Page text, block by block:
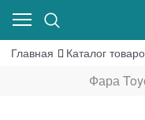
Главная Каталог
Фара